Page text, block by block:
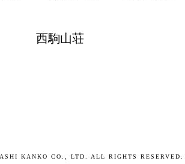
西駒山荘
KANKO CO., LTD. ALL RIGHTS RESERVED.